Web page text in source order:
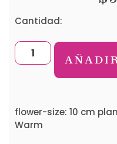
Cantidad:
flower-size: 10 cm
Warm